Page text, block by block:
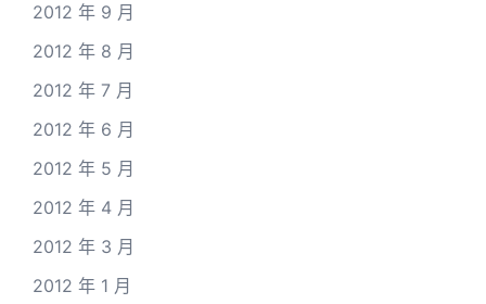
2012 年 9 月
2012 年 8 月
2012 年 7 月
2012 年 6 月
2012 年 5 月
2012 年 4 月
2012 年 3 月
2012 年 1 月